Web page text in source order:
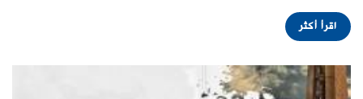
اقرأ أكثر